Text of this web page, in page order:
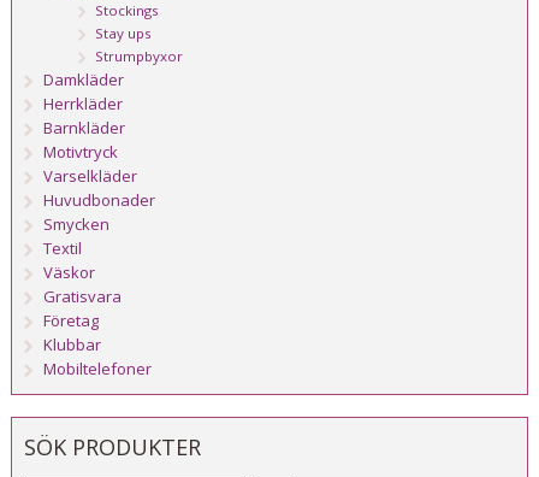
Stockings
Stay ups
Strumpbyxor
Damkläder
Herrkläder
Barnkläder
Motivtryck
Varselkläder
Huvudbonader
Smycken
Textil
Väskor
Gratisvara
Företag
Klubbar
Mobiltelefoner
SÖK PRODUKTER